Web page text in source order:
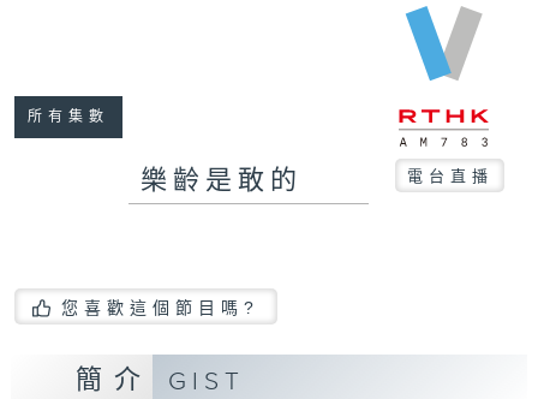
所有集數
樂齡是敢的 電台直播
您喜歡這個節目嗎?
簡介 GIST